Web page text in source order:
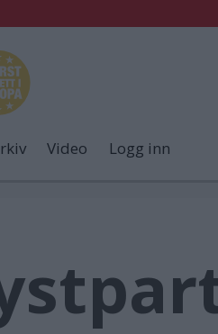
Video Logg inn